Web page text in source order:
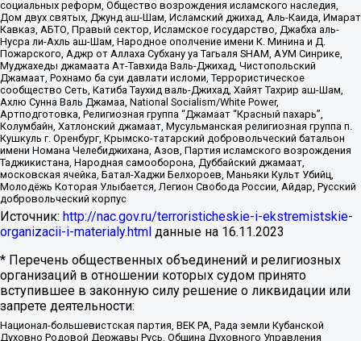
социальных реформ, Общество возрождения исламского наследия,
Дом двух святых, Джунд аш-Шам, Исламский джихад, Аль-Каида, Имарат
Кавказ, АБТО, Правый сектор, Исламское государство, Джабха аль-
Нусра ли-Ахль аш-Шам, Народное ополчение имени К. Минина и Д.
Пожарского, Аджр от Аллаха Субхану уа Тагьаля SHAM, АУМ Синрике,
Муджахеды джамаата Ат-Тавхида Валь-Джихад, Чистопольский
Джамаат, Рохнамо ба суи давлати исломи, Террористическое
сообщество Сеть, Катиба Таухид валь-Джихад, Хайят Тахрир аш-Шам,
Ахлю Сунна Валь Джамаа, National Socialism/White Power,
Артподготовка, Религиозная группа “Джамаат “Красный пахарь”,
Колумбайн, Хатлонский джамаат, Мусульманская религиозная группа п.
Кушкуль г. Оренбург, Крымско-татарский добровольческий батальон
имени Номана Челебиджихана, Азов, Партия исламского возрождения
Таджикистана, Народная самооборона, Дуббайский джамаат,
московская ячейка, Батал-Хаджи Белхороев, Маньяки Культ Убийц,
Молодёжь Которая Улыбается, Легион Свобода России, Айдар, Русский
добровольческий корпус
Источник: http://nac.gov.ru/terroristicheskie-i-ekstremistskie-
organizacii-i-materialy.html данные на 16.11.2023
* Перечень общественных объединений и религиозных
организаций в отношении которых судом принято
вступившее в законную силу решение о ликвидации или
запрете деятельности:
Национал-большевистская партия, ВЕК РА, Рада земли Кубанской
Духовно Родовой Державы Русь, Община Духовного Управления